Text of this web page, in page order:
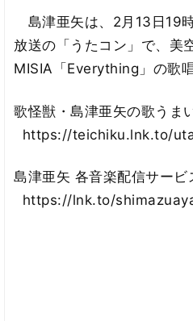
島津亜矢は、2月13日19
放送の「うたコン」で、美
MISIA「Everything」の歌
歌怪獣・島津亜矢の歌うま
https://teichiku.lnk.to/
島津亜矢 各音楽配信サービ
https://lnk.to/